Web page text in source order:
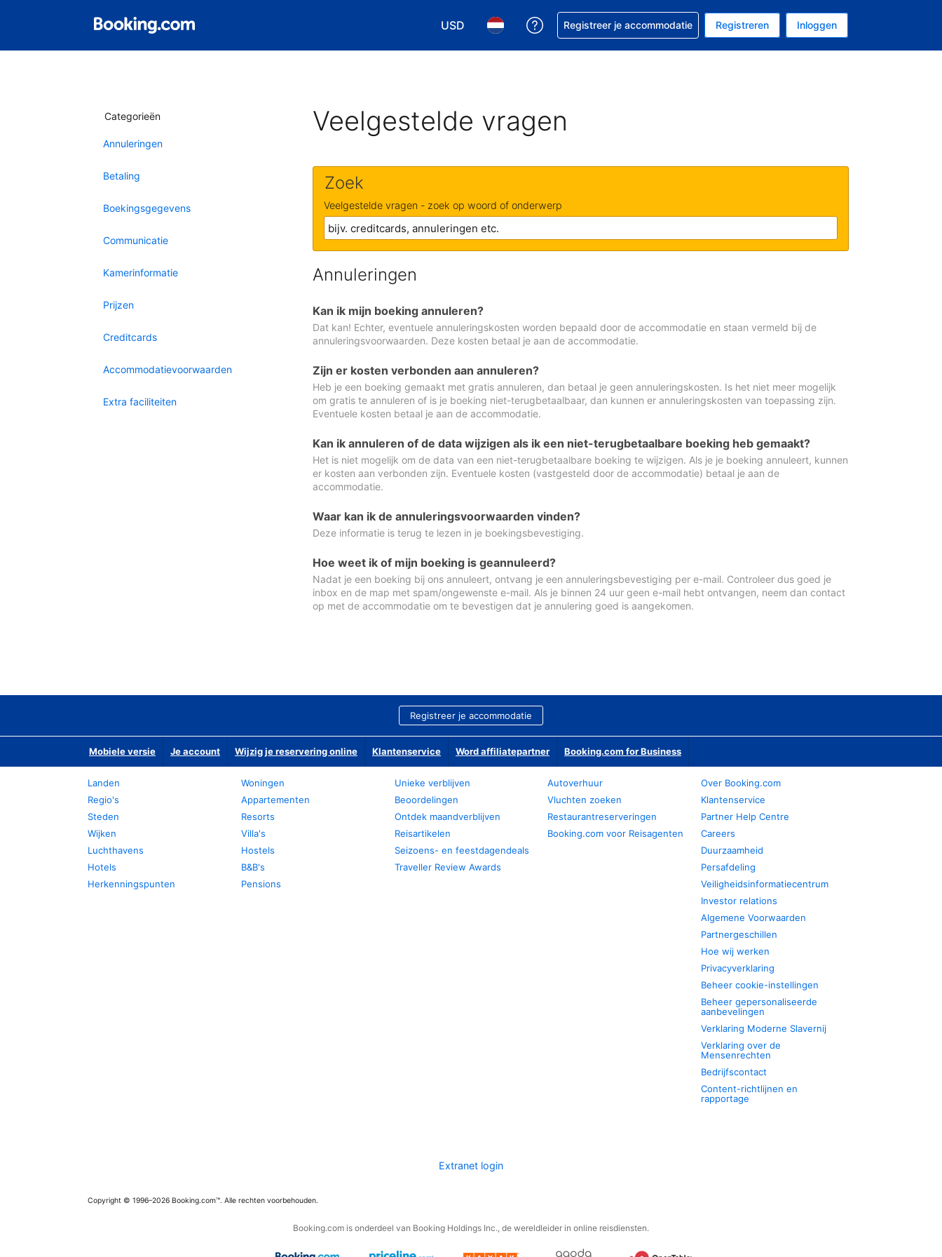
USD
Kies je valuta. Je huidige valuta is Amerikaanse dollar
Kies je taal. Je huidige taal is Nederlands
Krijg hulp bij je reservering
Registreer je accommodatie Registreren Inloggen
Categorieën
Annuleringen
Betaling
Boekingsgegevens
Communicatie
Kamerinformatie
Prijzen
Creditcards
Accommodatievoorwaarden
Extra faciliteiten
Veelgestelde vragen
Zoek
Veelgestelde vragen - zoek op woord of onderwerp
Annuleringen
Kan ik mijn boeking annuleren?
Dat kan! Echter, eventuele annuleringskosten worden bepaald door de accommodatie en staan vermeld bij de
annuleringsvoorwaarden. Deze kosten betaal je aan de accommodatie.
Zijn er kosten verbonden aan annuleren?
Heb je een boeking gemaakt met gratis annuleren, dan betaal je geen annuleringskosten. Is het niet meer mogelijk
om gratis te annuleren of is je boeking niet-terugbetaalbaar, dan kunnen er annuleringskosten van toepassing zijn.
Eventuele kosten betaal je aan de accommodatie.
Kan ik annuleren of de data wijzigen als ik een niet-terugbetaalbare boeking heb gemaakt?
Het is niet mogelijk om de data van een niet-terugbetaalbare boeking te wijzigen. Als je je boeking annuleert, kunnen
er kosten aan verbonden zijn. Eventuele kosten (vastgesteld door de accommodatie) betaal je aan de
accommodatie.
Waar kan ik de annuleringsvoorwaarden vinden?
Deze informatie is terug te lezen in je boekingsbevestiging.
Hoe weet ik of mijn boeking is geannuleerd?
Nadat je een boeking bij ons annuleert, ontvang je een annuleringsbevestiging per e-mail. Controleer dus goed je
inbox en de map met spam/ongewenste e-mail. Als je binnen 24 uur geen e-mail hebt ontvangen, neem dan contact
op met de accommodatie om te bevestigen dat je annulering goed is aangekomen.
Registreer je accommodatie
Mobiele versie Je account Wijzig je reservering online Klantenservice Word affiliatepartner Booking.com for Business
Landen
Regio's
Steden
Wijken
Luchthavens
Hotels
Herkenningspunten
Woningen
Appartementen
Resorts
Villa's
Hostels
B&B's
Pensions
Unieke verblijven
Beoordelingen
Ontdek maandverblijven
Reisartikelen
Seizoens- en feestdagendeals
Traveller Review Awards
Autoverhuur
Vluchten zoeken
Restaurantreserveringen
Booking.com voor Reisagenten
Over Booking.com
Klantenservice
Partner Help Centre
Careers
Duurzaamheid
Persafdeling
Veiligheidsinformatiecentrum
Investor relations
Algemene Voorwaarden
Partnergeschillen
Hoe wij werken
Privacyverklaring
Beheer cookie-instellingen
Beheer gepersonaliseerde
aanbevelingen
Verklaring Moderne Slavernij
Verklaring over de
Mensenrechten
Bedrijfscontact
Content-richtlijnen en
rapportage
Extranet login
Copyright © 1996–2026 Booking.com™. Alle rechten voorbehouden.
Booking.com is onderdeel van Booking Holdings Inc., de wereldleider in online reisdiensten.